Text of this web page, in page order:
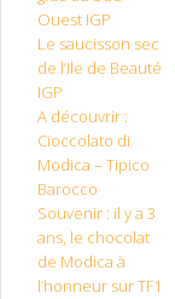
Ouest IGP
Le saucisson sec
de l’Ile de Beauté
IGP
A découvrir :
Cioccolato di
Modica – Tipico
Barocco
Souvenir : il y a 3
ans, le chocolat
de Modica à
l’honneur sur TF1